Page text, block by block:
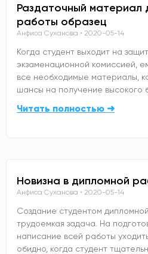
Раздаточный материал
работы образец
Анфиса Суханова 2020-05-14
Когда студент выходит на
экзаменационной комиссией,
все необходимые материалы,
шансы на получение высокого
Читать полностью ➜
Новизна в дипломной
Анфиса Суханова 2020-05-14
Создание студентом
трудоемкая задача. На
написание всей работы
обидно, когда студент